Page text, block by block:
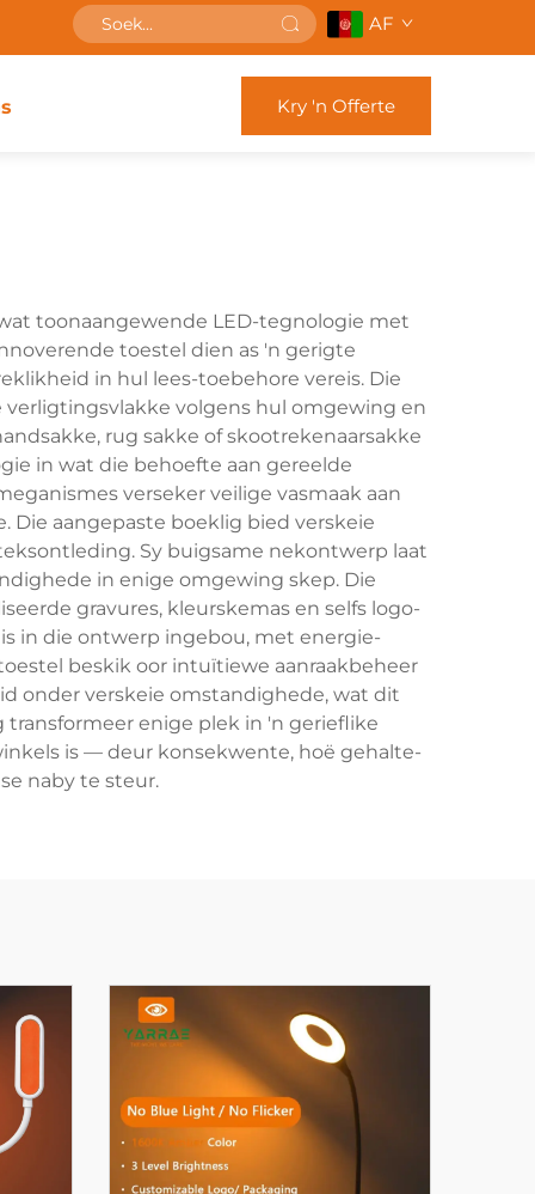
AF
Kry 'n Offerte
toonaangewende LED-tegnologie met
toestel dien as 'n gerigte
in hul lees-toebehore vereis. Die
volgens hul omgewing en
rug sakke of skootrekenaarsakke
in wat die behoefte aan gereelde
verseker veilige vasmaak aan
aangepaste boeklig bied verskeie
Sy buigsame nekontwerp laat
in enige omgewing skep. Die
gravures, kleurskemas en selfs logo-
in die ontwerp ingebou, met energie-
beskik oor intuïtiewe aanraakbeheer
onder verskeie omstandighede, wat dit
enige plek in 'n gerieflike
is — deur konsekwente, hoë gehalte-
naby te steur.